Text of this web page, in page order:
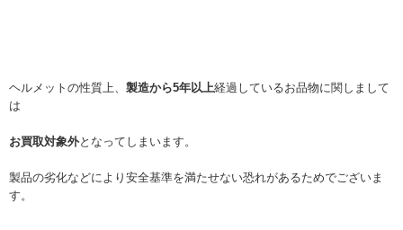
ヘルメットの性質上、 製造から5年以上経過しているお品物に関しまして
は
お買取対象外となってしまいます。
製品の劣化などにより安全基準を満たせない恐れがあるためでございま
す。